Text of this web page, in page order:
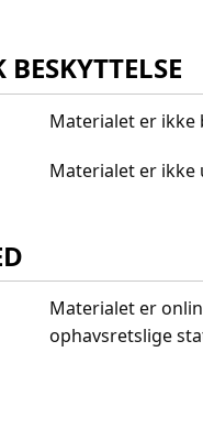
Materialet er
Materialet er
Materialet er
ophavsretslige